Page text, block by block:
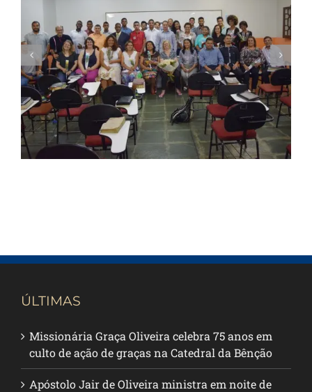
Seminário Nacional ITEJ inicia sua 43ª
Turma
ÚLTIMAS
Missionária Graça Oliveira celebra 75 anos em
culto de ação de graças na Catedral da Bênção
Apóstolo Jair de Oliveira ministra em noite de